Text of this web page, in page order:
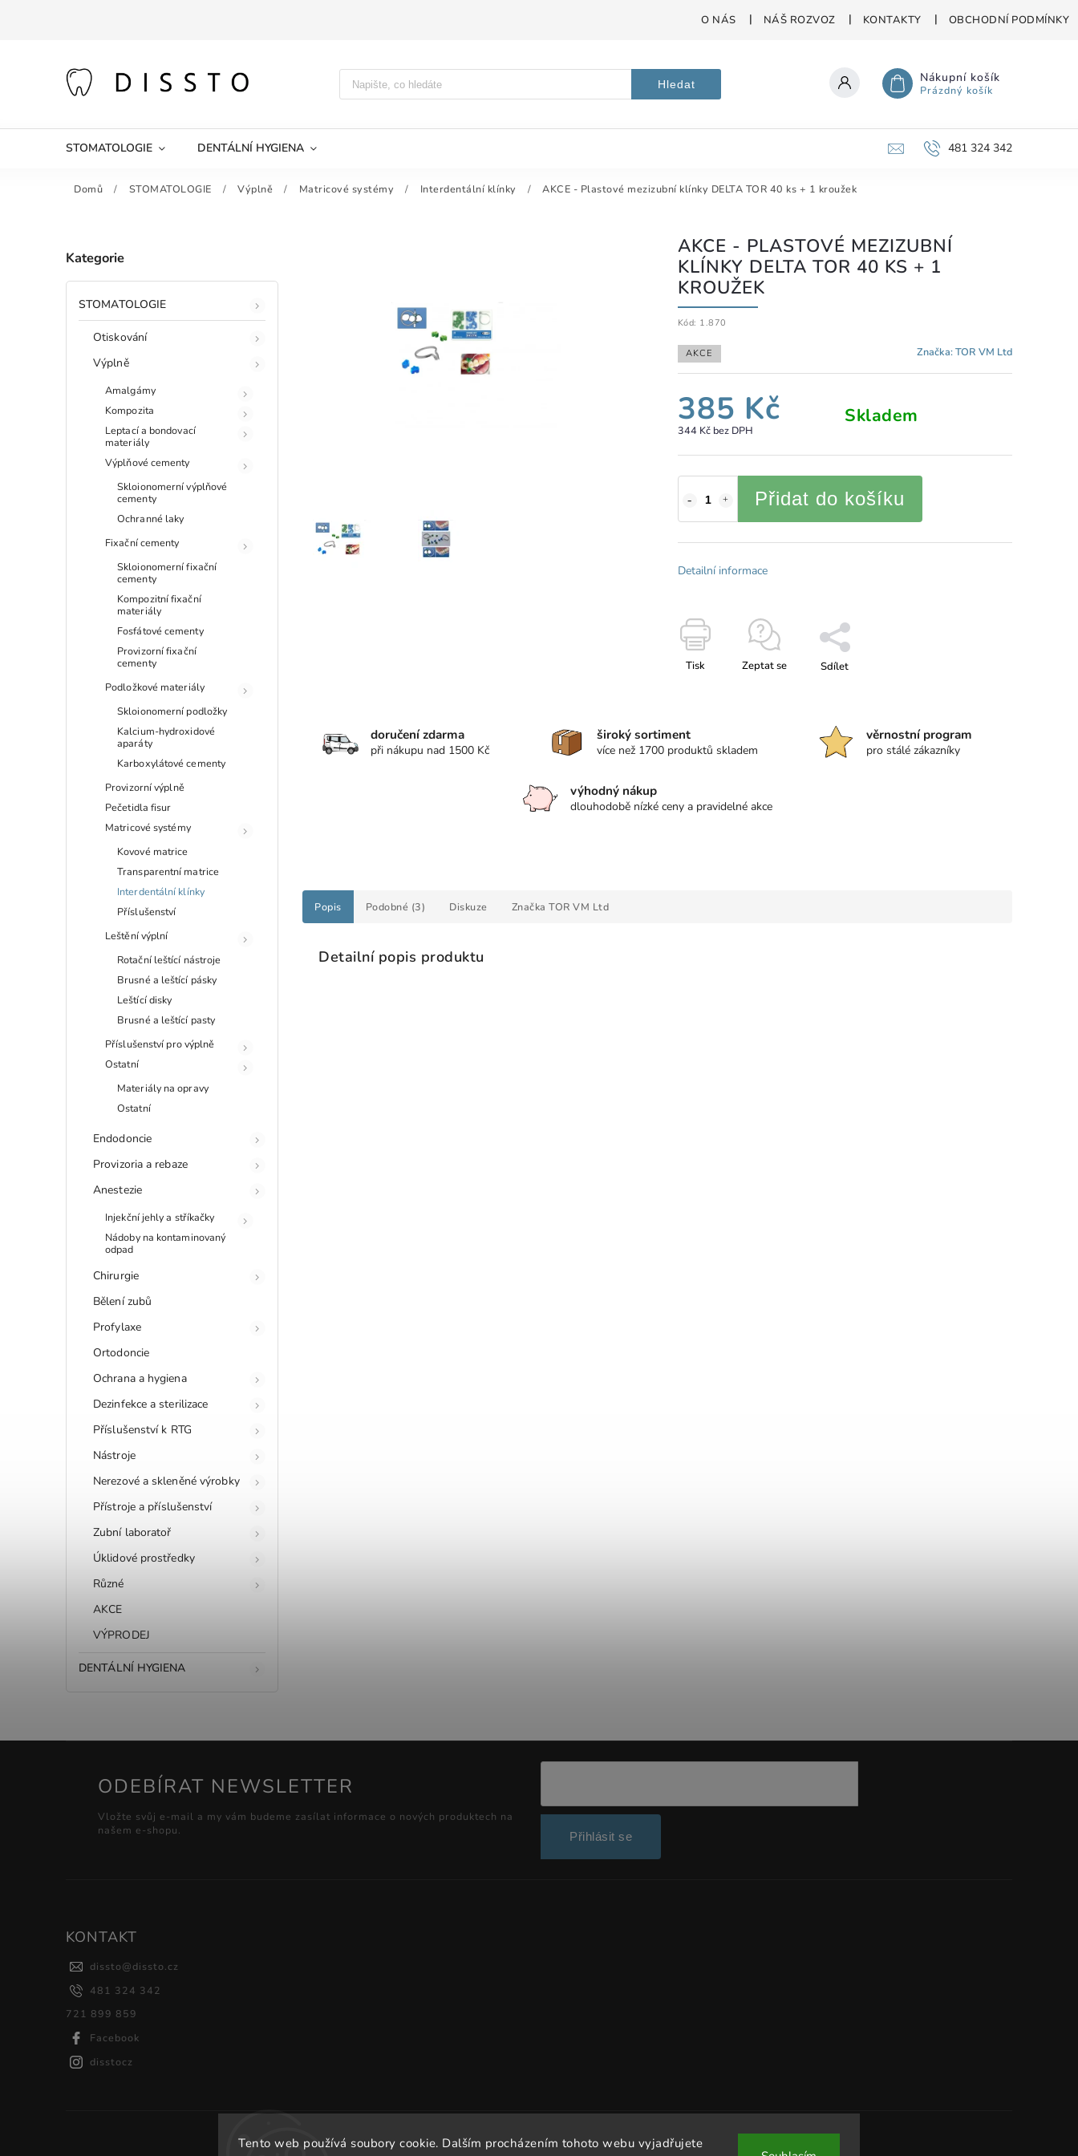
Tento web používá soubory cookie. Dalším procházením tohoto webu vyjadřujete
O NÁS NÁŠ ROZVOZ KONTAKTY OBCHODNÍ PODMÍNKY
Hledat Nákupní košík
Prázdný košík
STOMATOLOGIE DENTÁLNÍ HYGIENA 481 324 342
Domů / STOMATOLOGIE / Výplně / Matricové systémy / Interdentální klínky / AKCE - Plastové mezizubní klínky DELTA TOR 40 ks + 1 kroužek
Kategorie
STOMATOLOGIE
Otiskování
Výplně
Amalgámy
Kompozita
Leptací a bondovací
materiály
Výplňové cementy
Skloionomerní výplňové
cementy
Ochranné laky
Fixační cementy
Skloionomerní fixační
cementy
Kompozitní fixační
materiály
Fosfátové cementy
Provizorní fixační
cementy
Podložkové materiály
Skloionomerní podložky
Kalcium-hydroxidové
aparáty
Karboxylátové cementy
Provizorní výplně
Pečetidla fisur
Matricové systémy
Kovové matrice
Transparentní matrice
Interdentální klínky
Příslušenství
Leštění výplní
Rotační leštící nástroje
Brusné a leštící pásky
Leštící disky
Brusné a leštící pasty
Příslušenství pro výplně
Ostatní
Materiály na opravy
Ostatní
Endodoncie
Provizoria a rebaze
Anestezie
Injekční jehly a stříkačky
Nádoby na kontaminovaný
odpad
Chirurgie
Bělení zubů
Profylaxe
Ortodoncie
Ochrana a hygiena
Dezinfekce a sterilizace
Příslušenství k RTG
Nástroje
Nerezové a skleněné výrobky
Přístroje a příslušenství
Zubní laboratoř
Úklidové prostředky
Různé
AKCE
VÝPRODEJ
DENTÁLNÍ HYGIENA
AKCE - PLASTOVÉ MEZIZUBNÍ
KLÍNKY DELTA TOR 40 KS + 1
KROUŽEK
Kód: 1.870
AKCE Značka:TOR VM Ltd
385 Kč
344 Kč bez DPH
Skladem
Přidat do košíku
Detailní informace
Tisk Zeptat se Sdílet
doručení zdarma
při nákupu nad 1500 Kč
široký sortiment
více než 1700 produktů skladem
věrnostní program
pro stálé zákazníky
výhodný nákup
dlouhodobě nízké ceny a pravidelné akce
Popis Podobné (3) Diskuze Značka TOR VM Ltd
Detailní popis produktu
ODEBÍRAT NEWSLETTER
Vložte svůj e-mail a my vám budeme zasílat informace o nových produktech na
našem e-shopu.
Přihlásit se
KONTAKT
dissto@dissto.cz
481 324 342
721 899 859
Facebook
disstocz
Copyright 2026Dissto. Všechna práva vyhrazena.